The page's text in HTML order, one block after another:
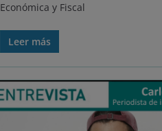
Económica y Fiscal
Leer más